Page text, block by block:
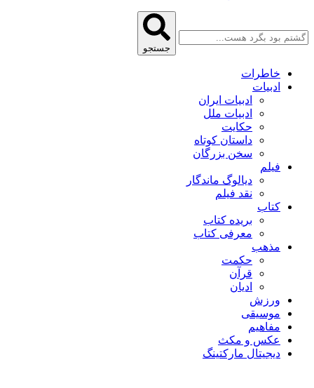
جستجو
خاطرات
ادبیات
ادبیات ایران
ادبیات ملل
حکایت
داستان کوتاه
سخن بزرگان
فیلم
دیالوگ ماندگار
نقد فیلم
کتاب
بریده کتاب
معرفی کتاب
مذهب
حکمت
قرآن
ادیان
ورزش
موسیقی
مفاهیم
عکس و مکث
دیجیتال مارکتینگ